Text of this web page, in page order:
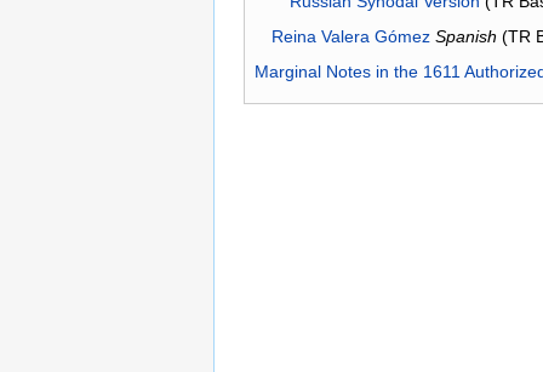
Reina Valera Gómez Spanish (TR
Marginal Notes in the 1611